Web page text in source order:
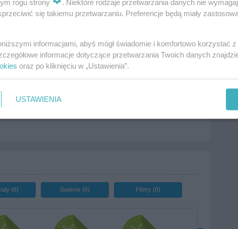
(0) Galerie (0) Filmy (0)
rogu strony
. Niektóre rodzaje przetwarzania danych nie
się takiemu przetwarzaniu. Preferencje będą miały
informacjami, abyś mógł świadomie i komfortowo korzystać
informacje dotyczące przetwarzania Twoich danych
oraz po kliknięciu w „Ustawienia”.
USTAWIENIA